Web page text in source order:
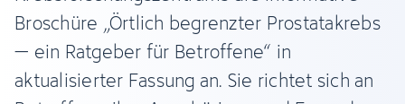
Broschüre „Örtlich begrenzter Prostatakrebs
– ein Ratgeber für Betroffene“ in
aktualisierter Fassung an. Sie richtet sich an